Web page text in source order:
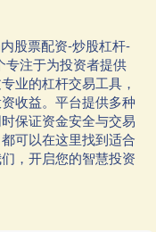
股票配资-炒股杠杆-
专注于为投资者提供
业的杠杆交易工具，
收益。平台提供多种
保证资金安全与交易
可以在这里找到适合
，开启您的智慧投资